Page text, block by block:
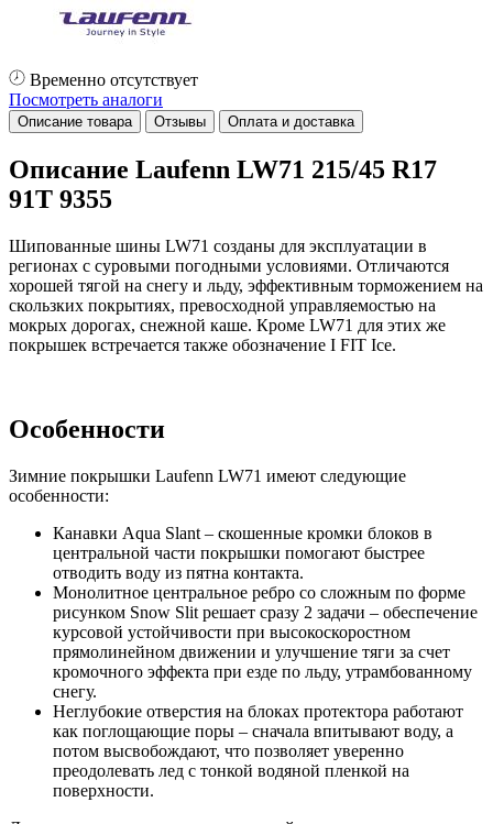
Временно отсутствует
Посмотреть аналоги
Описание товара Отзывы Оплата и доставка
Описание Laufenn LW71 215/45 R17
91T 9355
Шипованные шины LW71 созданы для эксплуатации в
регионах с суровыми погодными условиями. Отличаются
хорошей тягой на снегу и льду, эффективным торможением на
скользких покрытиях, превосходной управляемостью на
мокрых дорогах, снежной каше. Кроме LW71 для этих же
покрышек встречается также обозначение I FIT Ice.
Особенности
Зимние покрышки Laufenn LW71 имеют следующие
особенности:
Канавки Aqua Slant – скошенные кромки блоков в
центральной части покрышки помогают быстрее
отводить воду из пятна контакта.
Монолитное центральное ребро со сложным по форме
рисунком Snow Slit решает сразу 2 задачи – обеспечение
курсовой устойчивости при высокоскоростном
прямолинейном движении и улучшение тяги за счет
кромочного эффекта при езде по льду, утрамбованному
снегу.
Неглубокие отверстия на блоках протектора работают
как поглощающие поры – сначала впитывают воду, а
потом высвобождают, что позволяет уверенно
преодолевать лед с тонкой водяной пленкой на
поверхности.